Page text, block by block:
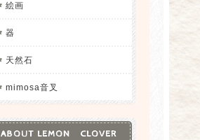
絵画
器
天然石
mimosa音叉
ABOUT LEMON CLOVER